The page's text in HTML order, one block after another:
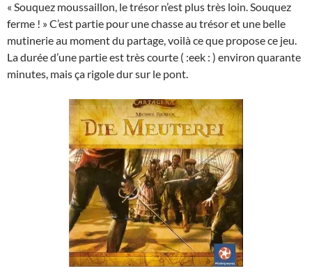
« Souquez moussaillon, le trésor n’est plus très loin. Souquez
ferme ! » C’est partie pour une chasse au trésor et une belle
mutinerie au moment du partage, voilà ce que propose ce jeu.
La durée d’une partie est très courte ( :eek : ) environ quarante
minutes, mais ça rigole dur sur le pont.